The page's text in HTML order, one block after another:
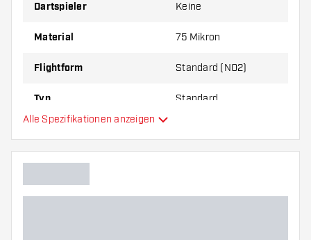
um herauszufinden, welche Variante am besten
zu Ihnen passt!
Dartspieler Keine
Material 75 Mikron
Flightform Standard (NO2)
Typ Standard
Hauptfarbe
Alle Spezifikationen anzeigen